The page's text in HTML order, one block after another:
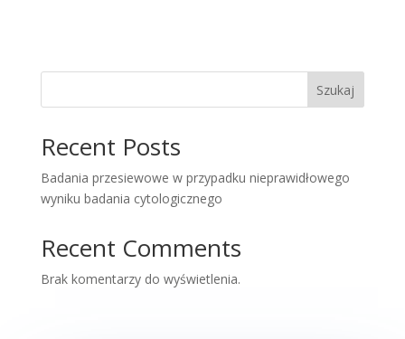
Szukaj
Recent Posts
Badania przesiewowe w przypadku nieprawidłowego
wyniku badania cytologicznego
Recent Comments
Brak komentarzy do wyświetlenia.